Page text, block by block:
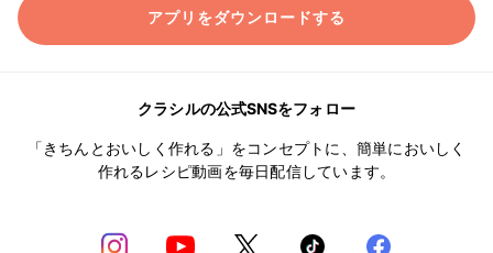
アプリをダウンロードする
クラシルの公式SNSをフォロー
「きちんとおいしく作れる」をコンセプトに、簡単においしく
作れるレシピ動画を毎日配信しています。